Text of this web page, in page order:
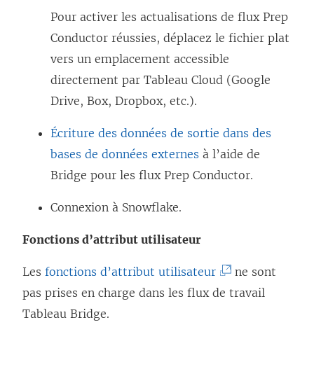
u
v
e
l
l
e
f
e
ê
t
e
)
n
s
u
n
o
u
v
’
o
u
v
e
d
a
s
u
e
n
Pour activer les actualisations de flux Prep
Conductor réussies, déplacez le fichier plat
vers un emplacement accessible
directement par Tableau Cloud (Google
Drive, Box, Dropbox, etc.).
Écriture des données de sortie dans des
bases de données externes à l’aide de
Bridge pour les flux Prep Conductor.
Connexion à Snowflake.
Fonctions d’attribut utilisateur
Les fonctions d’attribut utilisateur(
L
ne sont
pas prises en charge dans les flux de travail
Tableau Bridge.